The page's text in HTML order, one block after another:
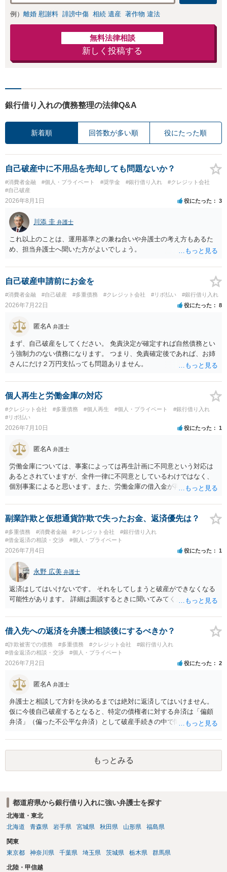
例） 離婚 慰謝料 誹謗中傷 相続 遺産 著作物 違法
無料法律相談
新しく投稿する
銀行借り入れの債務整理の法律Q&A
新着順 回答数が多い順 役にたった順
自己破産中に不用品を売却しても問題ないか？
#消費者金融 #個人・プライベート #奨学金 #銀行借り入れ
#クレジット会社
#自己破産
2026年8月1日 役にたった 3
川添 圭 弁護士
これ以上のことは、運用基準との兼ね合いや弁護士の考え方もあるた
め、担当弁護士へ聞いた方がよいでしょう。
自己破産申請前にお金を
#消費者金融 #自己破産 #多重債務 #クレジット会社 #リボ払い #銀行借り入れ
2026年7月22日 役にたった 8
匿名A 弁護士
まず、自己破産をしてください。 免責決定が確定すれば自然債務とい
う強制力のない債務になります。 つまり、免責確定後であれば、お姉
さんにだけ２万円支払っても問題ありません。
個人再生と労働金庫の対応
#クレジット会社 #多重債務 #個人再生 #個人・プライベート
#銀行借り入れ
#リボ払い
2026年7月10日 役にたった 1
匿名A 弁護士
労働金庫については、事案によっては再生計画に不同意という対応は
あるとされていますが、全件一律に不同意としているわけではなく、
個別事案によると思います。また、労働金庫の借入金が再生債権の総
はありません。労働金庫には、書面決議への同意について確認や根回
しをしておけば、問題にならないことも少なくないのではないかと思
す。
副業詐欺と仮想通貨詐欺で失ったお金、返済優先は？
#多重債務 #消費者金融 #クレジット会社
#銀行借り入れ
#借金返済の相談・交渉
#個人・プライベート
2026年7月4日 役にたった 1
永野 広美 弁護士
返済はしてはいけないです。 それをしてしまうと破産ができなくなる
可能性があります。 詳細は面談するときに聞いてみてください。
借入先への返済を弁護士相談後にするべきか？
#詐欺被害での債務 #多重債務 #クレジット会社
#銀行借り入れ
#借金返済の相談・交渉
#個人・プライベート
2026年7月2日 役にたった 2
匿名A 弁護士
弁護士と相談して方針を決めるまでは絶対に返済してはいけません。
仮に今後自己破産するとなると、特定の債権者に対する弁済は「偏頗
弁済」（偏った不公平な弁済）として破産手続きの中で問題になるか
もっとみる
都道府県から銀行借り入れに強い弁護士を探す
北海道・東北
北海道
青森県 岩手県 宮城県 秋田県 山形県 福島県
関東
東京都
神奈川県 千葉県 埼玉県 茨城県 栃木県 群馬県
北陸・甲信越